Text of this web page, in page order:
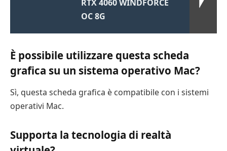
RTX 4060 WINDFORCE
OC 8G
È possibile utilizzare questa scheda
grafica su un sistema operativo Mac?
Sì, questa scheda grafica è compatibile con i sistemi
operativi Mac.
Supporta la tecnologia di realtà